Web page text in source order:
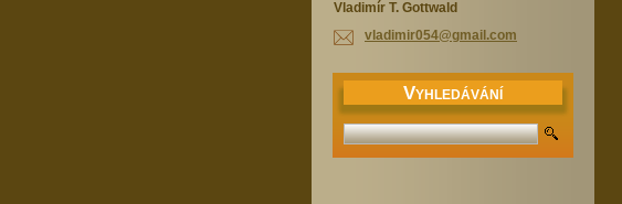
Vladimír T. Gottwald
vladimir054@gmai l.com
VYHLEDÁVÁNÍ